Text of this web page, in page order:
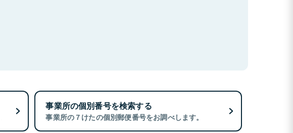
事業所の個別番号を検索する
事業所の７けたの個別郵便番号をお調べします。